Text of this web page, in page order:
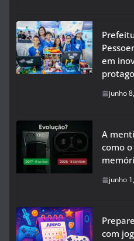
em
junho
A
como
junho
com